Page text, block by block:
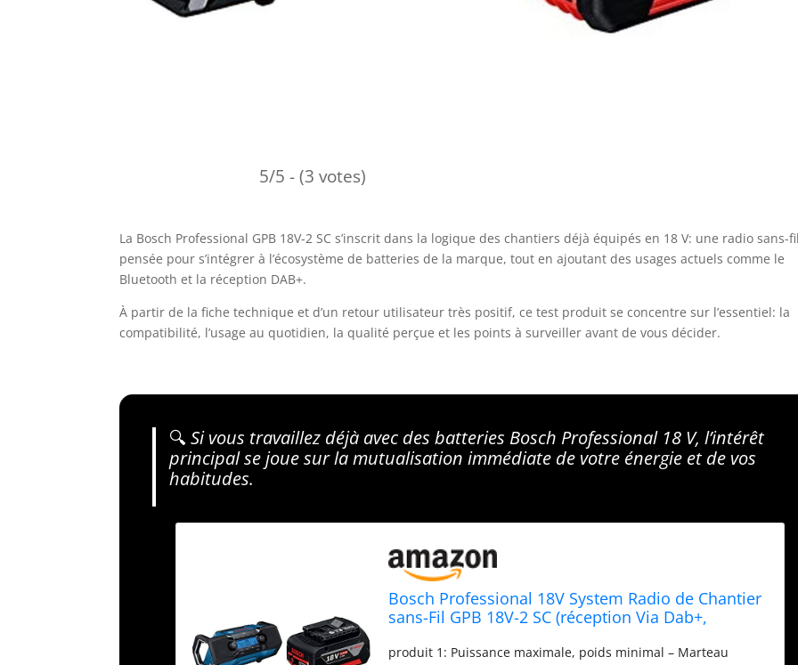
5/5 - (3 votes)
La Bosch Professional GPB 18V-2 SC s’inscrit dans la logique des chantiers déjà équipés en 18 V: une radio sans-
pensée pour s’intégrer à l’écosystème de batteries de la marque, tout en ajoutant des usages actuels comme le
Bluetooth et la réception DAB+.
À partir de la fiche technique et d’un retour utilisateur très positif, ce test produit se concentre sur l’essentiel: la
compatibilité, l’usage au quotidien, la qualité perçue et les points à surveiller avant de vous décider.
🔍 Si vous travaillez déjà avec des batteries Bosch Professional 18 V, l’intérêt
principal se joue sur la mutualisation immédiate de votre énergie et de vos
habitudes.
Bosch Professional 18V System Radio de Chantier
sans-Fil GPB 18V-2 SC (réception Via Dab+,
produit 1: Puissance maximale, poids minimal – Marteau